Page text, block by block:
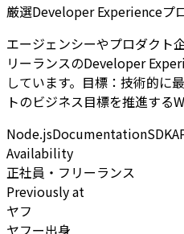
厳選Developer Experienceプ
エージェンシーやプロダクト
リーランスのDeveloper
しています。目標：技術的に
トのビジネス目標を推進する
Node.jsDocumentationSDK
Availability
正社員・フリーランス
Previously at
ヤフ
ヤフー出身